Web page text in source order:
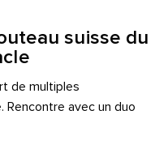
suisse du
de multiples
Rencontre avec un duo